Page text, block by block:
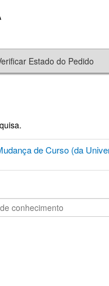
Estado do Pedido
de Curso (da